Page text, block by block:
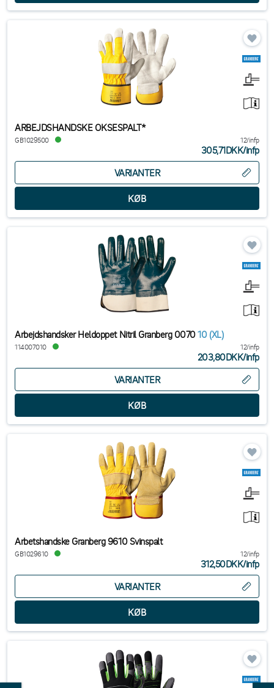
ARBEJDSHANDSKE OKSESPALT*
GB1029500 12/infp
305,71DKK/infp
VARIANTER
Arbejdshandsker Heldoppet Nitril Granberg 007010 (XL)
114007010 12/infp
203,80DKK/infp
VARIANTER
Arbetshandske Granberg 9610 Svinspalt
GB1029610 12/infp
312,50DKK/infp
VARIANTER